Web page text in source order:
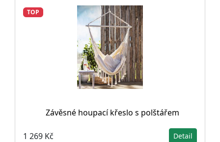
TOP
Závěsné houpací křeslo s polštářem
1 269 Kč Detail